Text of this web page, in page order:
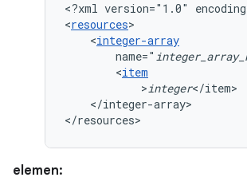
<?xml version="1.0"
<resources
<integer-array
name="
<item
>integer
</integer-array>
</resources>
elemen: